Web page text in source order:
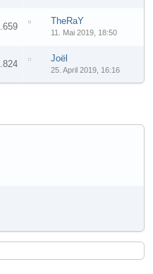
TheRaY
11. Mai 2019, 18:50
Joël
25. April 2019, 16:16